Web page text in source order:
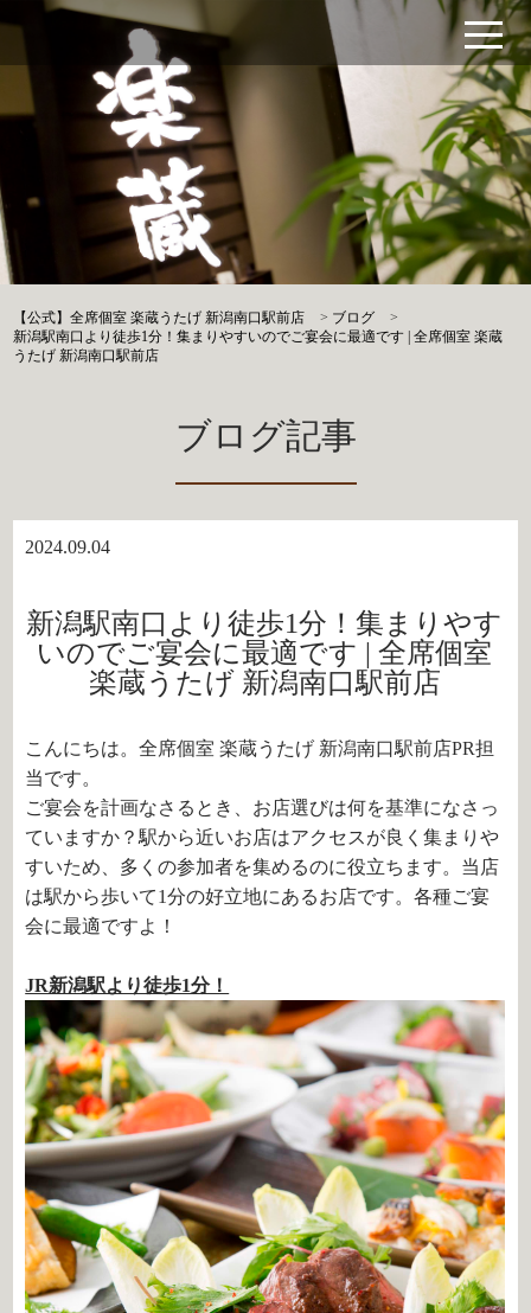
【公式】全席個室 楽蔵うたげ 新潟南口駅前店 > ブログ
>
新潟駅南口より徒歩1分！集まりやすいのでご宴会に最適です | 全席個室 楽蔵
うたげ 新潟南口駅前店
ブログ記事
2024.09.04
新潟駅南口より徒歩1分！集まりやす
いのでご宴会に最適です | 全席個室
楽蔵うたげ 新潟南口駅前店
こんにちは。全席個室 楽蔵うたげ 新潟南口駅前店PR担
当です。
ご宴会を計画なさるとき、お店選びは何を基準になさっ
ていますか？駅から近いお店はアクセスが良く集まりや
すいため、多くの参加者を集めるのに役立ちます。当店
は駅から歩いて1分の好立地にあるお店です。各種ご宴
会に最適ですよ！
JR新潟駅より徒歩1分！